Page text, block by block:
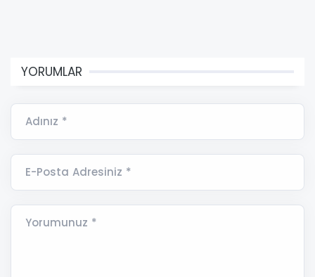
YORUMLAR
Adınız *
E-Posta Adresiniz *
Yorumunuz *